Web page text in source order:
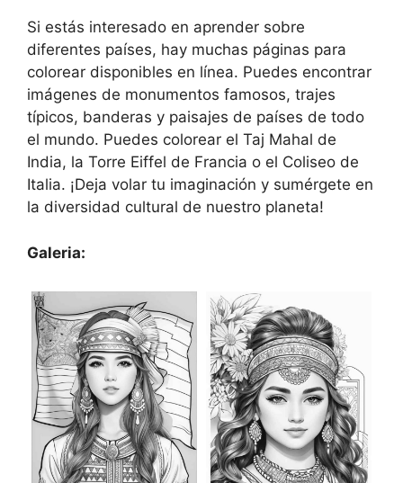
Si estás interesado en aprender sobre
diferentes países, hay muchas páginas para
colorear disponibles en línea. Puedes encontrar
imágenes de monumentos famosos, trajes
típicos, banderas y paisajes de países de todo
el mundo. Puedes colorear el Taj Mahal de
India, la Torre Eiffel de Francia o el Coliseo de
Italia. ¡Deja volar tu imaginación y sumérgete en
la diversidad cultural de nuestro planeta!
Galeria: